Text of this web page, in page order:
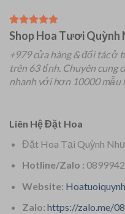
Shop Hoa Tươi Quỳnh
+979 cửa hàng & đối tác ở
trên 63 tỉnh. Chuyên cung
nhanh với hơn 10000 mẫu
Liên Hệ Đặt Hoa
Đặt Hoa Tại Quỳnh Như
Hotline/Zalo :
Website:
Zalo: https://zalo.me/